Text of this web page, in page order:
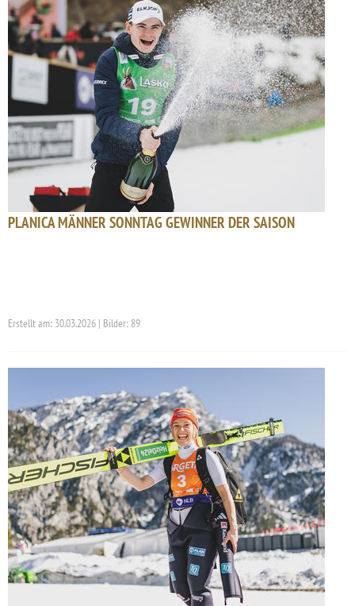
PLANICA MÄNNER SONNTAG GEWINNER DER SAISON
Erstellt am: 30.03.2026 | Bilder: 89